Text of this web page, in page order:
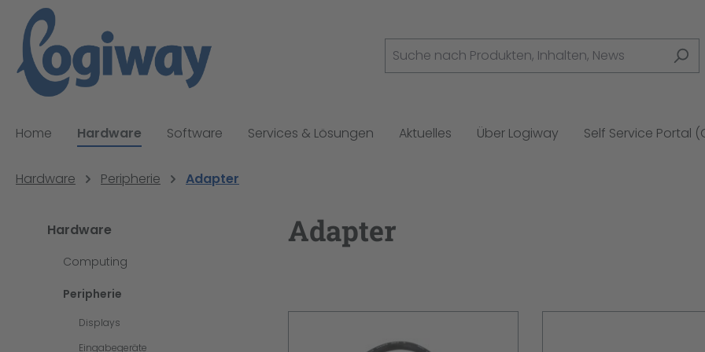
Home Hardware Software Services & Lösungen Aktuelles Über Logiway Self Service Portal
Hardware Peripherie Adapter
Hardware
Computing
Peripherie
Displays
Eingabegeräte
Adapter